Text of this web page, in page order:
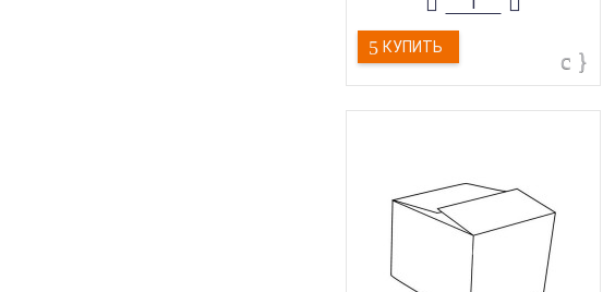
КУПИТЬ